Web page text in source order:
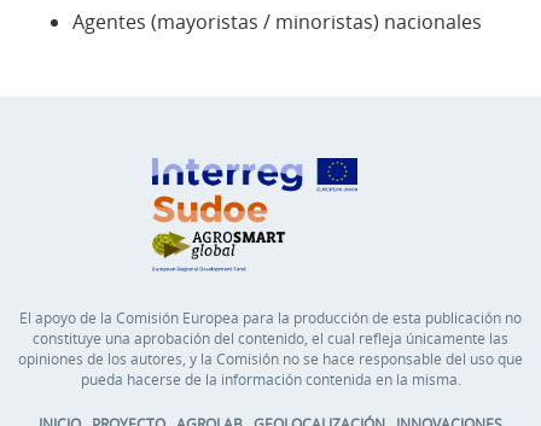
Agentes (mayoristas / minoristas) nacionales
El apoyo de la Comisión Europea para la producción de esta publicación no
constituye una aprobación del contenido, el cual refleja únicamente las
opiniones de los autores, y la Comisión no se hace responsable del uso que
pueda hacerse de la información contenida en la misma.